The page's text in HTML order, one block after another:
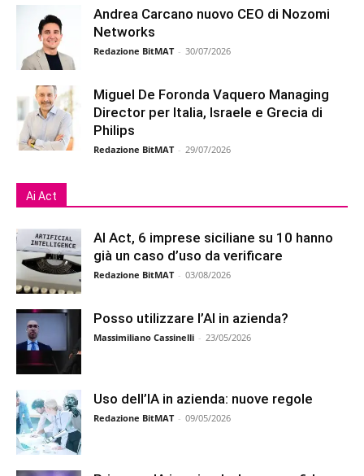
Andrea Carcano nuovo CEO di Nozomi
Networks
Redazione BitMAT - 30/07/2026
Miguel De Foronda Vaquero Managing
Director per Italia, Israele e Grecia di
Philips
Redazione BitMAT - 29/07/2026
Ai Act
AI Act, 6 imprese siciliane su 10 hanno
già un caso d’uso da verificare
Redazione BitMAT - 03/08/2026
Posso utilizzare l’AI in azienda?
Massimiliano Cassinelli - 23/05/2026
Uso dell’IA in azienda: nuove regole
Redazione BitMAT - 09/05/2026